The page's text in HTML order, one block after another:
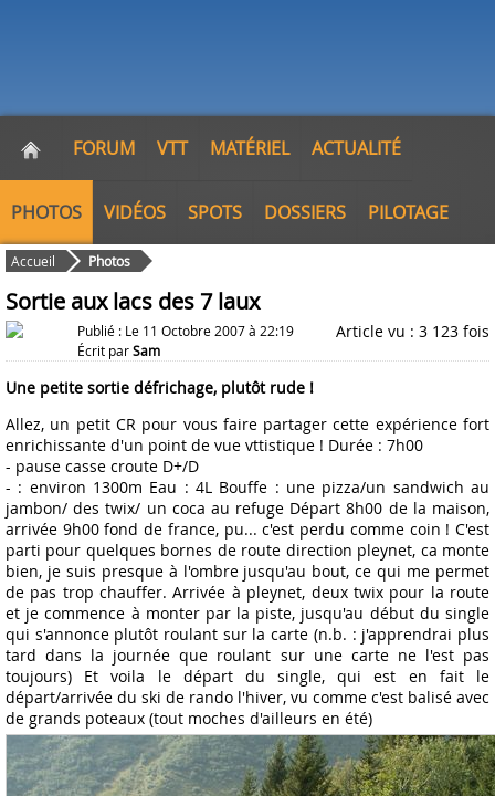
FORUM VTT MATÉRIEL ACTUALITÉ
PHOTOS VIDÉOS SPOTS DOSSIERS PILOTAGE
Accueil Photos
Sortie aux lacs des 7 laux
Publié : Le 11 Octobre 2007 à 22:19
Écrit parSam
Article vu : 3 123 fois
Une petite sortie défrichage, plutôt rude !
Allez, un petit CR pour vous faire partager cette expérience fort
enrichissante d'un point de vue vttistique ! Durée : 7h00
- pause casse croute D+/D
- : environ 1300m Eau : 4L Bouffe : une pizza/un sandwich au
jambon/ des twix/ un coca au refuge Départ 8h00 de la maison,
arrivée 9h00 fond de france, pu... c'est perdu comme coin ! C'est
parti pour quelques bornes de route direction pleynet, ca monte
bien, je suis presque à l'ombre jusqu'au bout, ce qui me permet
de pas trop chauffer. Arrivée à pleynet, deux twix pour la route
et je commence à monter par la piste, jusqu'au début du single
qui s'annonce plutôt roulant sur la carte (n.b. : j'apprendrai plus
tard dans la journée que roulant sur une carte ne l'est pas
toujours) Et voila le départ du single, qui est en fait le
départ/arrivée du ski de rando l'hiver, vu comme c'est balisé avec
de grands poteaux (tout moches d'ailleurs en été)